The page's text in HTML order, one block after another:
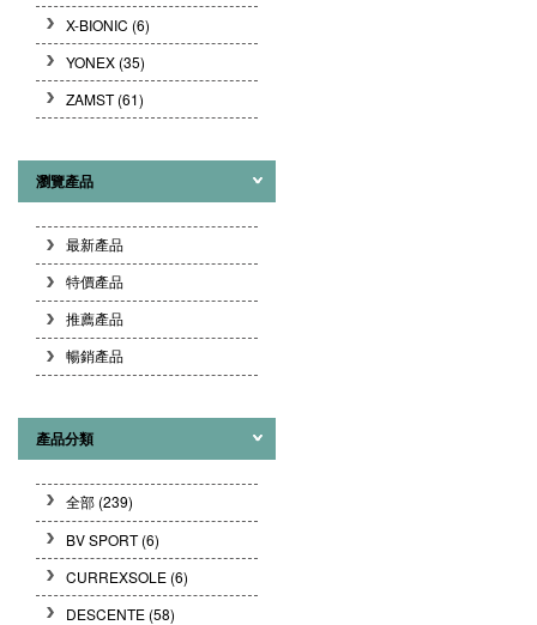
X-BIONIC (6)
YONEX (35)
ZAMST (61)
瀏覽產品
最新產品
特價產品
推薦產品
暢銷產品
產品分類
全部 (239)
BV SPORT(6)
CURREXSOLE (6)
DESCENTE (58)